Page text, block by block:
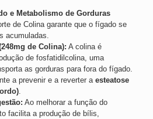
e Metabolismo de Gorduras
de Colina garante que o fígado se
acumuladas.
de Colina): A colina é
de fosfatidilcolina, uma
as gorduras para fora do fígado.
a prevenir e a reverter a esteatose
Ao melhorar a função do
facilita a produção de bílis,